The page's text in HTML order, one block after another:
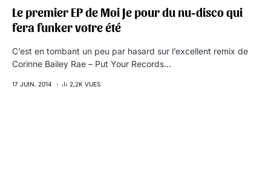
Le premier EP de Moi Je pour du nu-disco qui
fera funker votre été
C’est en tombant un peu par hasard sur l’excellent remix de
Corinne Bailey Rae – Put Your Records…
17 JUIN. 2014 2,2K VUES